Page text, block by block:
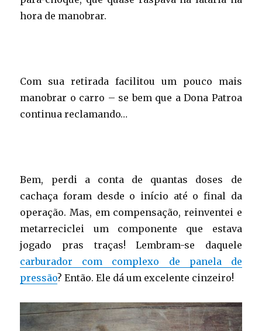
hora de manobrar.
Com sua retirada facilitou um pouco mais
manobrar o carro – se bem que a Dona Patroa
continua reclamando…
Bem, perdi a conta de quantas doses de
cachaça foram desde o início até o final da
operação. Mas, em compensação, reinventei e
metarreciclei um componente que estava
jogado pras traças! Lembram-se daquele
carburador com complexo de panela de
pressão? Então. Ele dá um excelente cinzeiro!